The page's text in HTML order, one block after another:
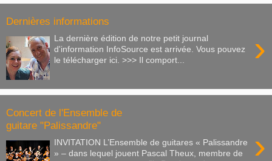
Dernières informations
›
La dernière édition de notre petit journal
d'information InfoSource est arrivée. Vous pouvez
le télécharger ici. >>> Il comport...
Concert de l'Ensemble de
guitare "Palissandre"
›
INVITATION L’Ensemble de guitares « Palissandre
» – dans lequel jouent Pascal Theux, membre de